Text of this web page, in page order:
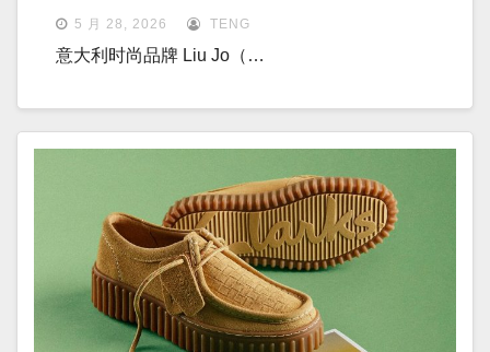
元5 月 28, 2026 TENG
意大利时尚品牌 Liu Jo（…